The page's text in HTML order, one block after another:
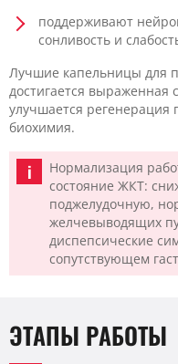
поддерживают
сонливость и
Лучшие капельницы для
достигается выраженная
улучшается регенерация
биохимия.
Нормализация
состояние ЖКТ:
поджелудочную,
желчевыводящих
диспепсические
сопутствующем
ЭТАПЫ РАБОТЫ